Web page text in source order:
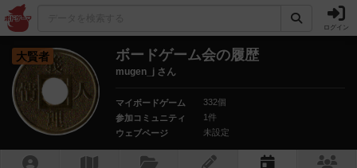
ログイン
大賢者 ボードゲーム会の履歴
mugen_j さん
マイボードゲーム
332個
参加コミュニティ
1件
ウェブページ
未設定